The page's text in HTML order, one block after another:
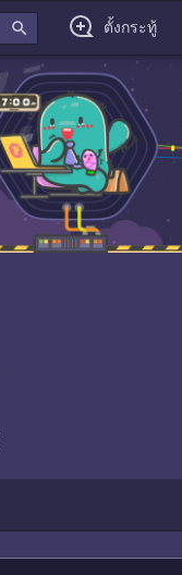
search ตั้งกระทู้